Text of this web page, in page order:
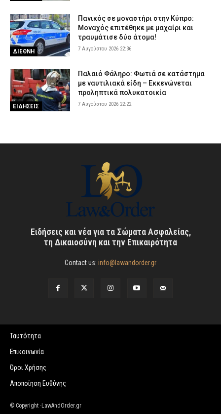
ΔΙΕΘΝΗ
Πανικός σε μοναστήρι στην Κύπρο:
Μοναχός επιτέθηκε με μαχαίρι και
τραυμάτισε δύο άτομα!
7 Αυγούστου 2026 22:36
ΕΙΔΗΣΕΙΣ
Παλαιό Φάληρο: Φωτιά σε κατάστημα
με ναυτιλιακά είδη – Εκκενώνεται
προληπτικά πολυκατοικία
7 Αυγούστου 2026 22:22
Ειδήσεις και νέα για τα Σώματα Ασφαλείας,
τη Δικαιοσύνη και την Επικαιρότητα
Contact us: info@lawandorder.gr
Ταυτότητα
Επικοινωνία
Όροι Χρήσης
Αποποίηση Ευθύνης
© Copyright -LawAndOrder.gr